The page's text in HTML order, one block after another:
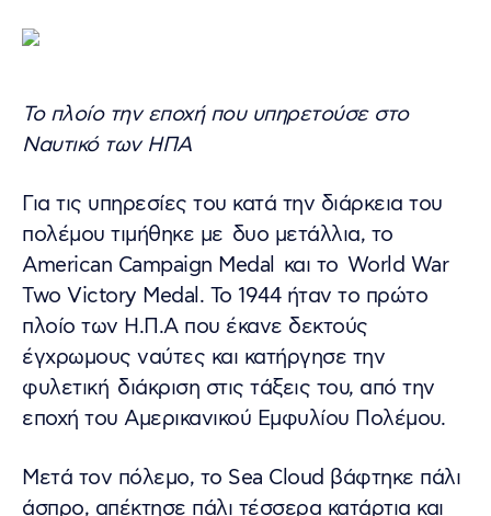
Το πλοίο την εποχή που υπηρετούσε στο
Ναυτικό των ΗΠΑ
Για τις υπηρεσίες του κατά την διάρκεια του
πολέμου τιμήθηκε με δυο μετάλλια, το
American Campaign Medal και το World War
Two Victory Medal. Το 1944 ήταν το πρώτο
πλοίο των Η.Π.Α που έκανε δεκτούς
έγχρωμους ναύτες και κατήργησε την
φυλετική διάκριση στις τάξεις του, από την
εποχή του Αμερικανικού Εμφυλίου Πολέμου.
Μετά τον πόλεμο, το Sea Cloud βάφτηκε πάλι
άσπρο, απέκτησε πάλι τέσσερα κατάρτια και